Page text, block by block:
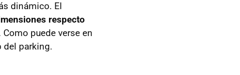
dinámico. El
respecto
puede verse en
del parking.